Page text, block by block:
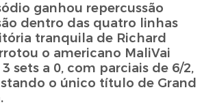
ganhou repercussão
dentro das quatro linhas
tranquila de Richard
o americano MaliVai
sets a 0, com parciais de 6/2,
o único título de Grand